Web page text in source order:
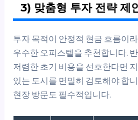
3) 맞춤형 투자 전략 제
투자 목적이 안정적 현금 흐름이
우수한 오피스텔을 추천합니다.
저렴한 초기 비용을 선호한다면
있는 도시를 면밀히 검토해야 합
현장 방문도 필수적입니다.